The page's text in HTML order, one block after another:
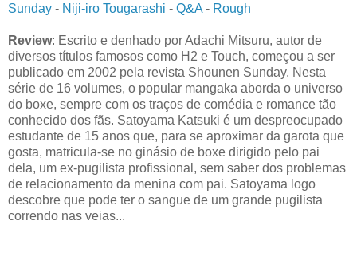
Sunday - Niji-iro Tougarashi - Q&A - Rough
Review: Escrito e denhado por Adachi Mitsuru, autor de
diversos títulos famosos como H2 e Touch, começou a ser
publicado em 2002 pela revista Shounen Sunday. Nesta
série de 16 volumes, o popular mangaka aborda o universo
do boxe, sempre com os traços de comédia e romance tão
conhecido dos fãs. Satoyama Katsuki é um despreocupado
estudante de 15 anos que, para se aproximar da garota que
gosta, matricula-se no ginásio de boxe dirigido pelo pai
dela, um ex-pugilista profissional, sem saber dos problemas
de relacionamento da menina com pai. Satoyama logo
descobre que pode ter o sangue de um grande pugilista
correndo nas veias...